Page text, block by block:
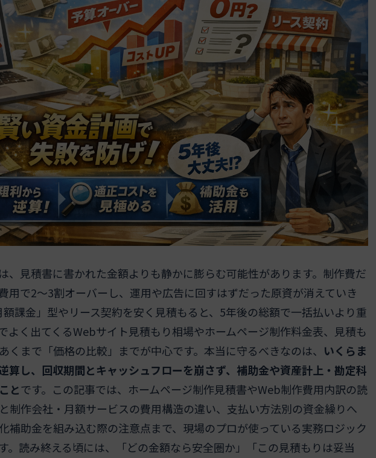
、見積書に書かれた金額よりも静かに膨らむ可能性があります。制作費だ
用で2〜3割オーバーし、運用や広告に回すはずだった原資が消えていき
課金」型やリース契約を安く見積もると、5年後の総額で一括払いより重
よく出てくるWebサイト見積もり相場やホームページ制作料金表、見積も
くまで「価格の比較」までが中心です。本当に守るべきなのは、 いくらま
算し、回収期間とキャッシュフローを崩さず、補助金や資産計上・勘定科
とです。この記事では、ホームページ制作見積書やWeb制作費用内訳の読
制作会社・月額サービスの費用構造の違い、支払い方法別の資金繰りへ
補助金を組み込む際の注意点まで、現場のプロが使っている実務ロジック
。読み終える頃には、「どの金額なら安全圏か」「この見積もりは妥当